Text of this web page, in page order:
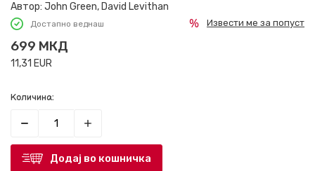
Автор: John Green, David Levithan
Достапно веднаш
699 МКД
11,31 EUR
Извести ме за попуст
Количина:
Додај во кошничка